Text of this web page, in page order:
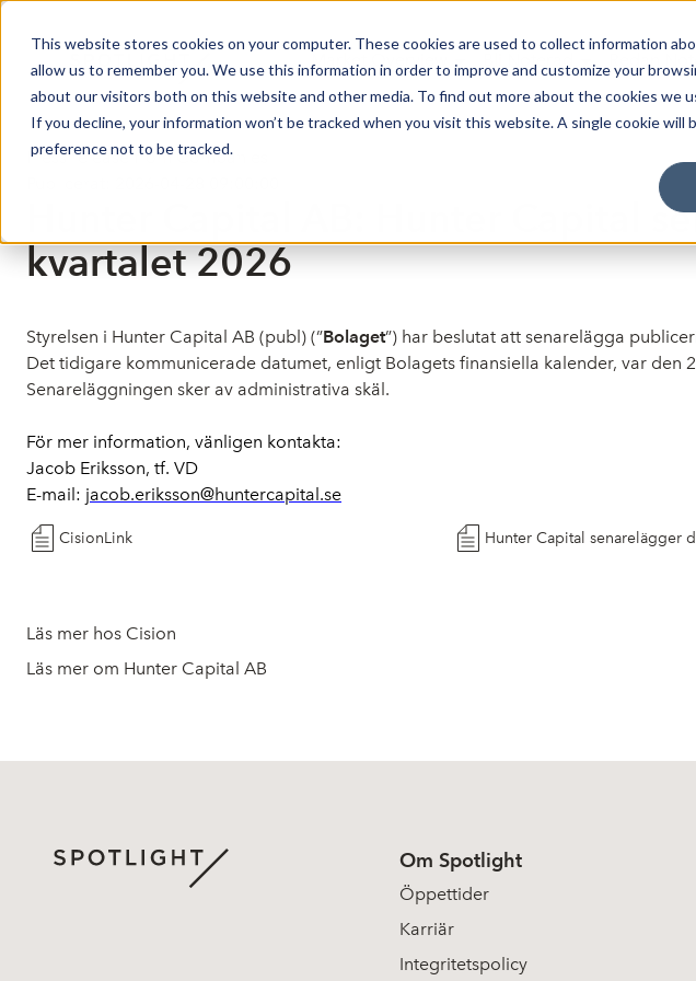
This website stores cookies on your computer. These cookies are used to collect information
allow us to remember you. We use this information in order to improve and customize your
about our visitors both on this website and other media. To find out more about the cookies we
If you decline, your information won’t be tracked when you visit this website. A single cookie will
preference not to be tracked.
Press release from Companies
Hunter Capital AB: Hunter Capital
kvartalet 2026
Styrelsen i Hunter Capital AB (publ) (”Bolaget”) har beslutat att senarelägga
Det tidigare kommunicerade datumet, enligt Bolagets finansiella kalender, var den
Senareläggningen sker av administrativa skäl.
För mer information, vänligen kontakta:
Jacob Eriksson, tf. VD
E-mail: jacob.eriksson@huntercapital.se
CisionLink
Läs mer hos Cision
Läs mer om Hunter Capital AB
Om Spotlight
Öppettider
Karriär
Integritetspolicy